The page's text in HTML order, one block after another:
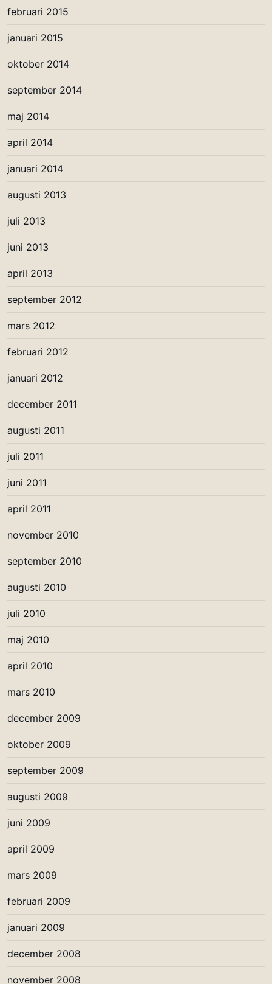
februari 2015
januari 2015
oktober 2014
september 2014
maj 2014
april 2014
januari 2014
augusti 2013
juli 2013
juni 2013
april 2013
september 2012
mars 2012
februari 2012
januari 2012
december 2011
augusti 2011
juli 2011
juni 2011
april 2011
november 2010
september 2010
augusti 2010
juli 2010
maj 2010
april 2010
mars 2010
december 2009
oktober 2009
september 2009
augusti 2009
juni 2009
april 2009
mars 2009
februari 2009
januari 2009
december 2008
november 2008